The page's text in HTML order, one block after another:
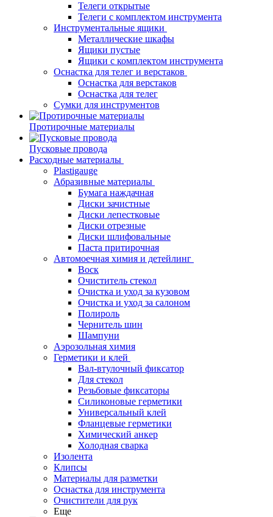
Телеги открытые
Телеги с комплектом инструмента
Инструментальные ящики
Металлические шкафы
Ящики пустые
Ящики с комплектом инструмента
Оснастка для телег и верстаков
Оснастка для верстаков
Оснастка для телег
Сумки для инструментов
Протирочные материалы
Пусковые провода
Расходные материалы
Plastigauge
Абразивные материалы
Бумага наждачная
Диски зачистные
Диски лепестковые
Диски отрезные
Диски шлифовальные
Паста притирочная
Автомоечная химия и детейлинг
Воск
Очиститель стекол
Очистка и уход за кузовом
Очистка и уход за салоном
Полироль
Чернитель шин
Шампуни
Аэрозольная химия
Герметики и клей
Вал-втулочный фиксатор
Для стекол
Резьбовые фиксаторы
Силиконовые герметики
Универсальный клей
Фланцевые герметики
Химический анкер
Холодная сварка
Изолента
Клипсы
Материалы для разметки
Оснастка для инструмента
Очистители для рук
Еще